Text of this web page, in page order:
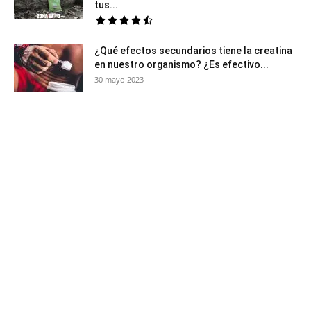
tus...
¿Qué efectos secundarios tiene la creatina
en nuestro organismo? ¿Es efectivo...
30 mayo 2023